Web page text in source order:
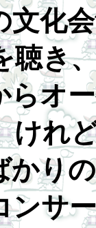
文化
聴き
らオ
けれ
かり
ンサ